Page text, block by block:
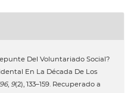
Del Voluntariado Social?
En La Década De Los
, 9(2), 133–159. Recuperado a